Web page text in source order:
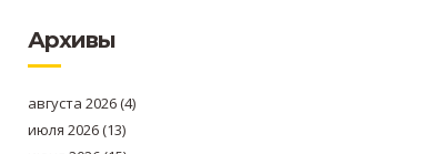
Архивы
августа 2026(4)
июля 2026(13)